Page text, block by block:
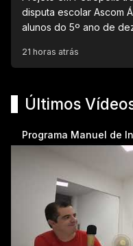
disputa escolar Ascom
alunos do 5º ano de
21 horas atrás
Últimos
Programa Manuel de